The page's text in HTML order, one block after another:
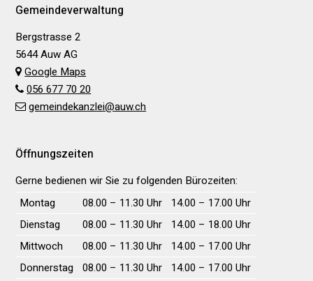
Footer
Gemeindeverwaltung
Bergstrasse 2
5644 Auw AG
Google Maps
056 677 70 20
gemeindekanzlei@auw.ch
Öffnungszeiten
Gerne bedienen wir Sie zu folgenden Bürozeiten:
Wochentag
Vormittag Nachmittag
Montag 08.00 – 11.30 Uhr
14.00 – 17.00 Uhr
Dienstag
08.00 – 11.30 Uhr
14.00 – 18.00 Uhr
Mittwoch
08.00 – 11.30 Uhr
14.00 – 17.00 Uhr
Donnerstag
08.00 – 11.30 Uhr
14.00 – 17.00 Uhr